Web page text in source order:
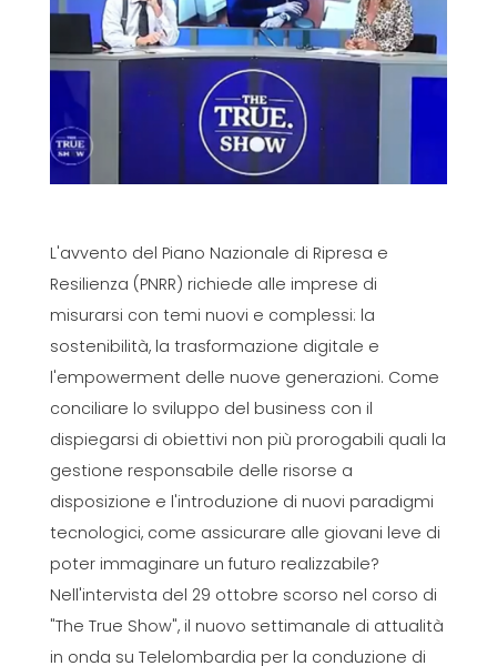
L'avvento del Piano Nazionale di Ripresa e
Resilienza (PNRR) richiede alle imprese di
misurarsi con temi nuovi e complessi: la
sostenibilità, la trasformazione digitale e
l'empowerment delle nuove generazioni. Come
conciliare lo sviluppo del business con il
dispiegarsi di obiettivi non più prorogabili quali la
gestione responsabile delle risorse a
disposizione e l'introduzione di nuovi paradigmi
tecnologici, come assicurare alle giovani leve di
poter immaginare un futuro realizzabile?
Nell'intervista del 29 ottobre scorso nel corso di
"The True Show", il nuovo settimanale di attualità
in onda su Telelombardia per la conduzione di